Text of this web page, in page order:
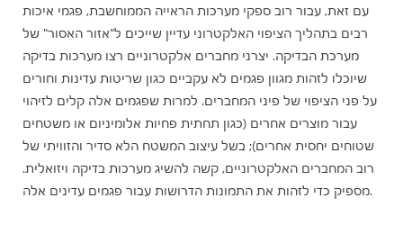
עם זאת, עבור רוב ספקי מערכות הראייה הממוחשבת, פגמי איכות
רבים בתהליך הציפוי האלקטרוני עדיין שייכים ל"אזור האסור" של
מערכת הבדיקה. יצרני מחברים אלקטרוניים רצו מערכות בדיקה
שיוכלו לזהות מגוון פגמים לא עקביים כגון שריטות עדינות וחורים
על פני הציפוי של פיני המחברים. למרות שפגמים אלה קלים לזיהוי
עבור מוצרים אחרים (כגון תחתית פחיות אלומיניום או משטחים
שטוחים יחסית אחרים); בשל עיצוב המשטח הלא סדיר והזוויתי של
רוב המחברים האלקטרוניים, קשה להשיג מערכות בדיקה ויזואלית.
מספיק כדי לזהות את התמונות הדרושות עבור פגמים עדינים אלה.